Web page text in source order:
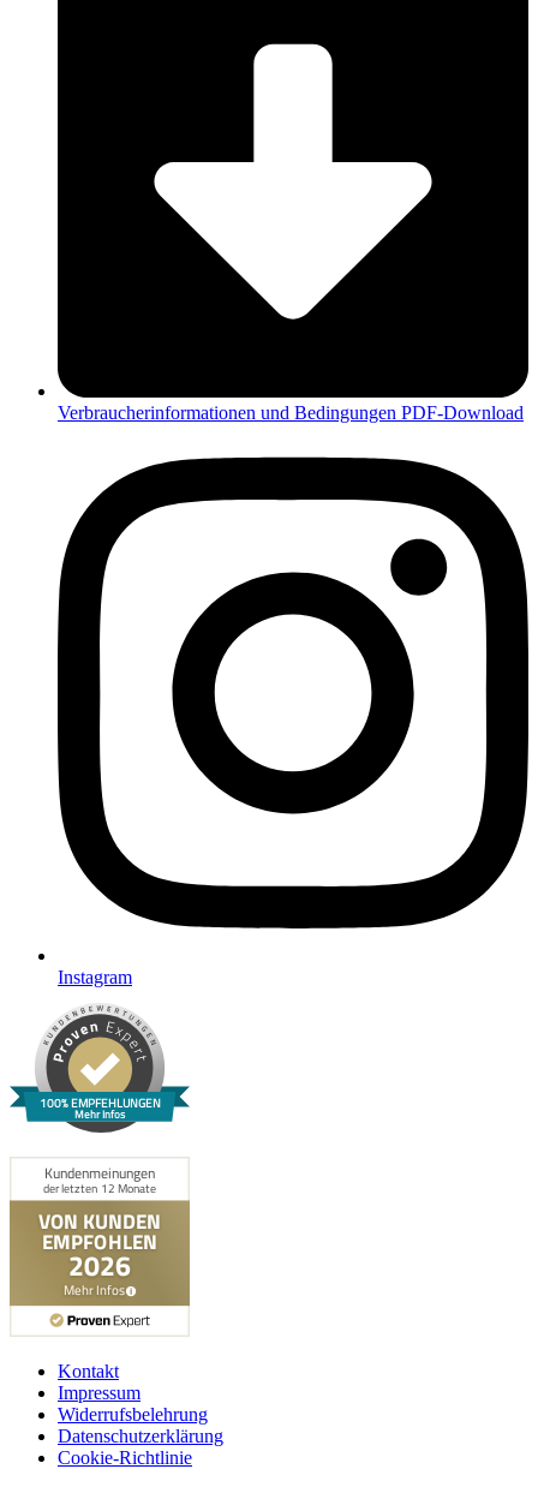
Verbraucherinformationen und Bedingungen PDF-Download
Instagram
100% EMPFEHLUNGEN
Mehr Infos
Kontakt
Impressum
Widerrufsbelehrung
Datenschutzerklärung
Cookie-Richtlinie